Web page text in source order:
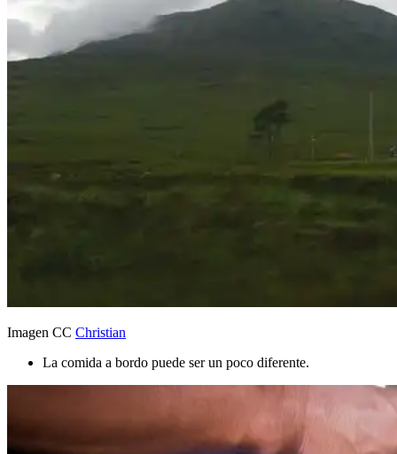
Imagen CC Christian
La comida a bordo puede ser un poco diferente.